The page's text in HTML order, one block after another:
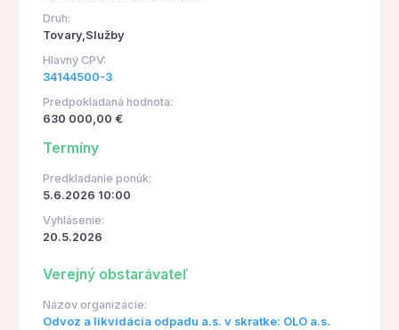
Druh:
Tovary,Služby
Hlavný CPV:
34144500-3
Predpokladaná hodnota:
630 000,00 €
Termíny
Predkladanie ponúk:
5.6.2026 10:00
Vyhlásenie:
20.5.2026
Verejný obstarávateľ
Názov organizácie:
Odvoz a likvidácia odpadu a.s. v skratke: OLO a.s.